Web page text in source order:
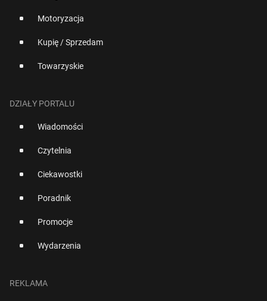
Motoryzacja
Kupię / Sprzedam
Towarzyskie
DZIAŁY PORTALU
Wiadomości
Czytelnia
Ciekawostki
Poradnik
Promocje
Wydarzenia
REKLAMA